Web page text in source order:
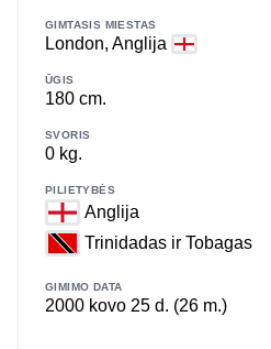
GIMTASIS MIESTAS
London, Anglija
ŪGIS
180 cm.
SVORIS
0 kg.
PILIETYBĖS
Anglija
Trinidadas ir Tobagas
GIMIMO DATA
2000 kovo 25 d. (26 m.)